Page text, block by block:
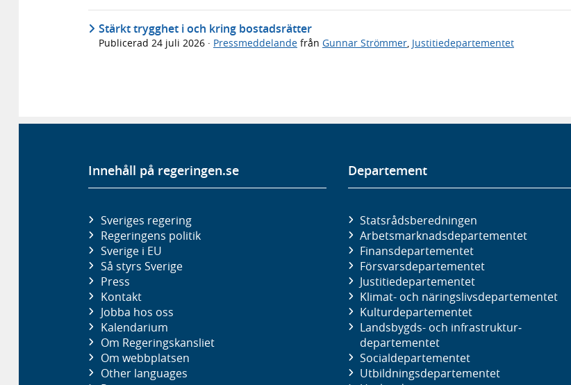
Stärkt trygghet i och kring bostadsrätter
Publicerad 24 juli 2026 · Pressmeddelande från Gunnar Strömmer, Justitiedepartementet
Innehåll på regeringen.se
Sveriges regering
Regeringens politik
Sverige i EU
Så styrs Sverige
Press
Kontakt
Jobba hos oss
Kalendarium
Om Regeringskansliet
Om webbplatsen
Other languages
Departement
Statsrådsberedningen
Arbetsmarknads­departementet
Finans­departementet
Försvars­departementet
Justitie­departementet
Klimat- och näringslivs­departementet
Kultur­departementet
Landsbygds- och infrastruktur­
departementet
Social­departementet
Utbildnings­departementet